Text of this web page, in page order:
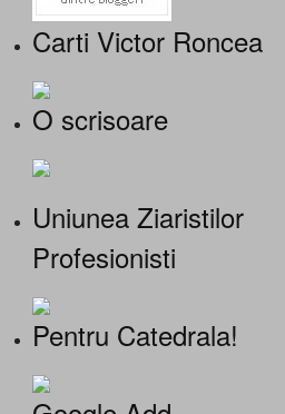
Carti Victor Roncea
O scrisoare
Uniunea Ziaristilor
Profesionisti
Pentru Catedrala!